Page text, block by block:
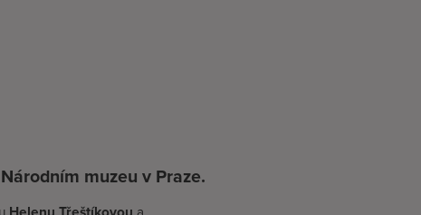
muzeu v Praze.